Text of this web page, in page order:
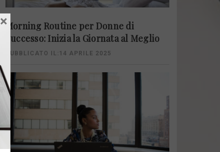
Morning Routine per Donne di
Successo: Inizia la Giornata al Meglio
PUBBLICATO IL:14 APRILE 2025
×